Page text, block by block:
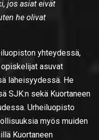
jos asiat eivät
he olivat
yhteydessä,
asuvat
läheisyydessä. He
SJK:n sekä Kuortaneen
Urheiluopisto
myös muiden
Kuortaneen